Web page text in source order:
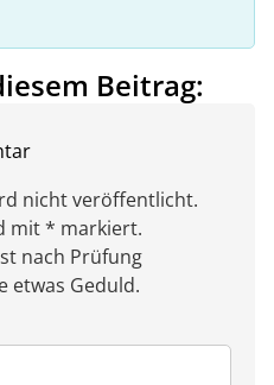
Beitrag:
nicht veröffentlicht.
mit * markiert.
nach Prüfung
etwas Geduld.